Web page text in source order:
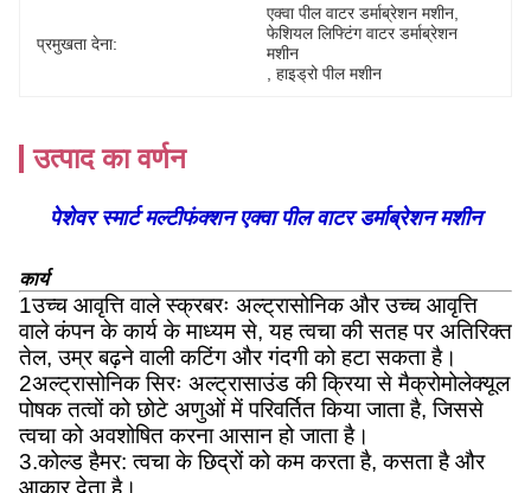
प्रमुखता देना:
एक्वा पील वाटर डर्माब्रेशन मशीन
फेशियल लिफ्टिंग वाटर डर्माब्रेशन
मशीन
हाइड्रो पील मशीन
उत्पाद का वर्णन
पेशेवर स्मार्ट मल्टीफंक्शन एक्वा पील वाटर डर्माब्रेशन मशीन
कार्य
1उच्च आवृत्ति वाले स्क्रबरः अल्ट्रासोनिक और उच्च आवृत्ति
वाले कंपन के कार्य के माध्यम से, यह त्वचा की सतह पर अतिरिक्त
तेल, उम्र बढ़ने वाली कटिंग और गंदगी को हटा सकता है।
2अल्ट्रासोनिक सिरः अल्ट्रासाउंड की क्रिया से मैक्रोमोलेक्यूल
पोषक तत्वों को छोटे अणुओं में परिवर्तित किया जाता है, जिससे
त्वचा को अवशोषित करना आसान हो जाता है।
3.कोल्ड हैमर: त्वचा के छिद्रों को कम करता है, कसता है और
आकार देता है।